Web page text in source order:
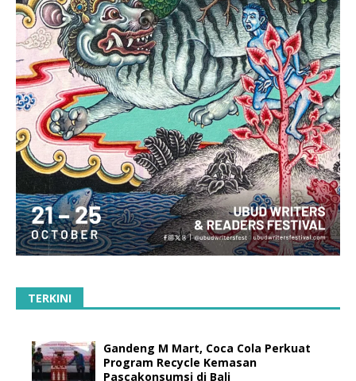
TERKINI
Gandeng M Mart, Coca Cola Perkuat
Program Recycle Kemasan
Pascakonsumsi di Bali